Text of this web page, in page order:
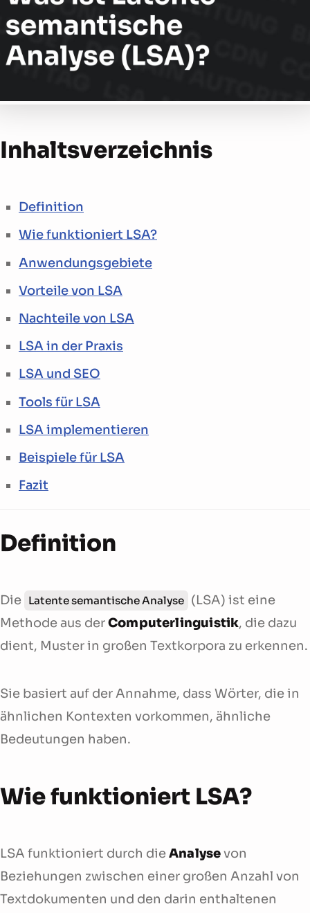
Inhalts­verzeichnis
Definition
Wie funktioniert LSA?
Anwendungsgebiete
Vorteile von LSA
Nachteile von LSA
LSA in der Praxis
LSA und SEO
Tools für LSA
LSA implementieren
Beispiele für LSA
Fazit
Definition
Die Latente semantische Analyse (LSA) ist eine
Methode aus derComputerlinguistik, die dazu
dient, Muster in großen Textkorpora zu erkennen.
Sie basiert auf der Annahme, dass Wörter, die in
ähnlichen Kontexten vorkommen, ähnliche
Bedeutungen haben.
Wie funktioniert LSA?
LSA funktioniert durch dieAnalysevon
Beziehungen zwischen einer großen Anzahl von
Textdokumenten und den darin enthaltenen